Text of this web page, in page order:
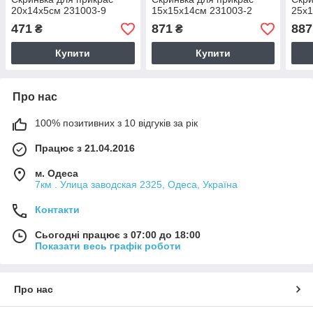
20х14х5см 231003-9
471 ₴
Купити
15х15х14см 231003-2
871₴
Купити
887
Про нас
100% позитивних з 10 відгуків за рік
Працює з 21.04.2016
м. Одеса
7км . Улица заводская 2325, Одеса, Україна
Контакти
Сьогодні працює з 07:00 до 18:00
Показати весь графік роботи
Про нас